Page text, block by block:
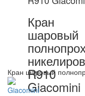
Кран
шаровый
R910
Giacomini
Кран шаровый